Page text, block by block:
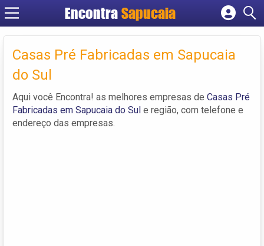
Encontra
Cadastrar empresa
Criar conta
Casas Pré Fabricadas em Sapucaia
do Sul
Aqui você Encontra! as melhores empresas de Casas Pré
Fabricadas em Sapucaia do Sul e região, com telefone e
endereço das empresas.